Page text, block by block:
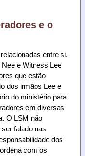
e o
entre si.
e Witness Lee
que estão
dos irmãos Lee e
do ministério para
em diversas
O LSM não
falado nas
dos
com os